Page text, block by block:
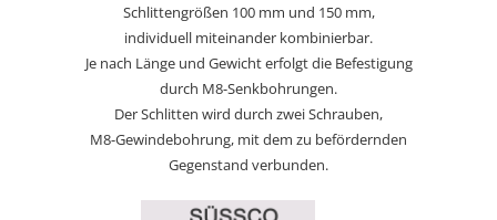
Schlittengrößen 100 mm und 150 mm,
individuell miteinander kombinierbar.
Je nach Länge und Gewicht erfolgt die Befestigung
durch M8-Senkbohrungen.
Der Schlitten wird durch zwei Schrauben,
M8-Gewindebohrung, mit dem zu befördernden
Gegenstand verbunden.